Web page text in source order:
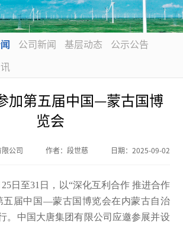
公司新闻 基层动态
公示公告
加第五届中国—蒙古国博
览会
公司 作者： 段世慈 日期： 2025-09-02
日至31日，以“深化互利合作 推进合作
五届中国—蒙古国博览会在内蒙古自治
。中国大唐集团有限公司应邀参展并设